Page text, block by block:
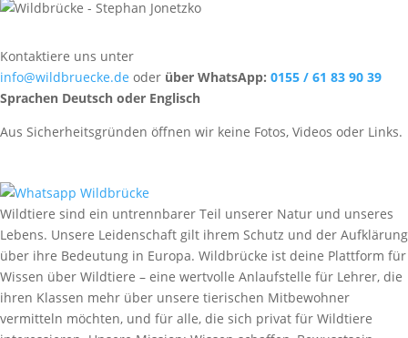
Kontaktiere uns unter
info@wildbruecke.de oder über WhatsApp: 0155 / 61 83 90 39
Sprachen Deutsch oder Englisch
Aus Sicherheitsgründen öffnen wir keine Fotos, Videos oder Links.
Wildtiere sind ein untrennbarer Teil unserer Natur und unseres
Lebens. Unsere Leidenschaft gilt ihrem Schutz und der Aufklärung
über ihre Bedeutung in Europa. Wildbrücke ist deine Plattform für
Wissen über Wildtiere – eine wertvolle Anlaufstelle für Lehrer, die
ihren Klassen mehr über unsere tierischen Mitbewohner
vermitteln möchten, und für alle, die sich privat für Wildtiere